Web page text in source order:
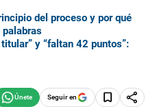
del proceso y por qué
y “faltan 42 puntos”:
Seguir en